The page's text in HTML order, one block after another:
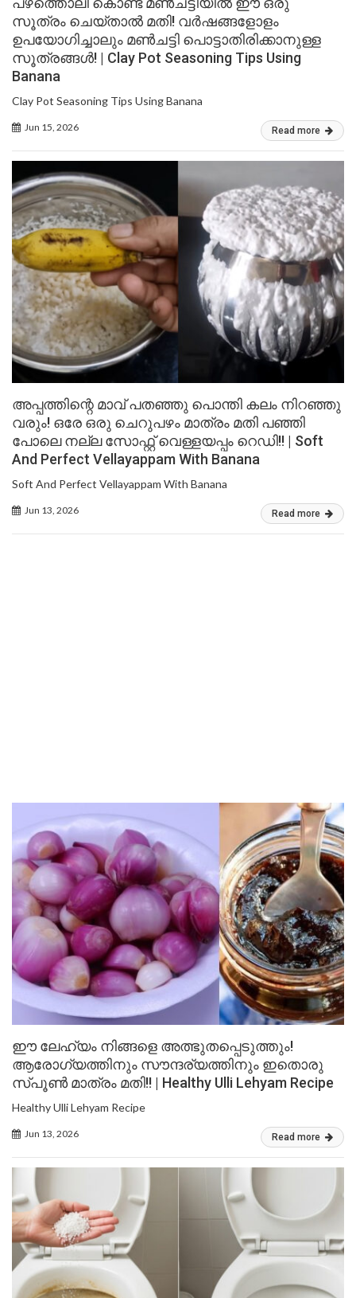
സൂത്രം ചെയ്താൽ മതി! വർഷങ്ങളോളം
ഉപയോഗിച്ചാലും മൺചട്ടി പൊട്ടാതിരിക്കാനുള്ള
സൂത്രങ്ങൾ! | Clay Pot Seasoning Tips Using
Banana
Clay Pot Seasoning Tips Using Banana
Jun 15, 2026 Read more
അപ്പത്തിന്റെ മാവ് പതഞ്ഞു പൊന്തി കലം നിറഞ്ഞു
വരും! ഒരേ ഒരു ചെറുപഴം മാത്രം മതി പഞ്ഞി
പോലെ നല്ല സോഫ്റ്റ് വെള്ളയപ്പം റെഡി!! | Soft
And Perfect Vellayappam With Banana
Soft And Perfect Vellayappam With Banana
Jun 13, 2026 Read more
ഈ ലേഹ്യം നിങ്ങളെ അത്ഭുതപ്പെടുത്തും!
ആരോഗ്യത്തിനും സൗന്ദര്യത്തിനും ഇതൊരു
സ്പൂൺ മാത്രം മതി!! | Healthy Ulli Lehyam Recipe
Healthy Ulli Lehyam Recipe
Jun 13, 2026 Read more